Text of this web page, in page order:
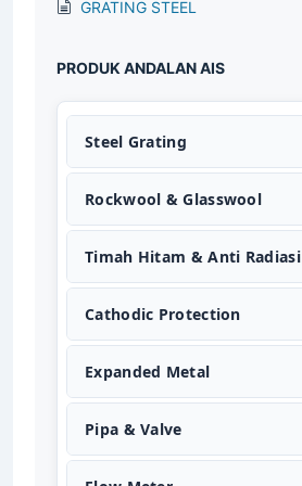
GRATING STEEL
PRODUK ANDALAN AIS
Steel Grating
Rockwool & Glasswool
Timah Hitam & Anti Radiasi
Cathodic Protection
Expanded Metal
Pipa & Valve